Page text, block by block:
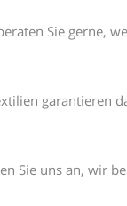
Sie gerne,
garantieren
Sie uns an, wir